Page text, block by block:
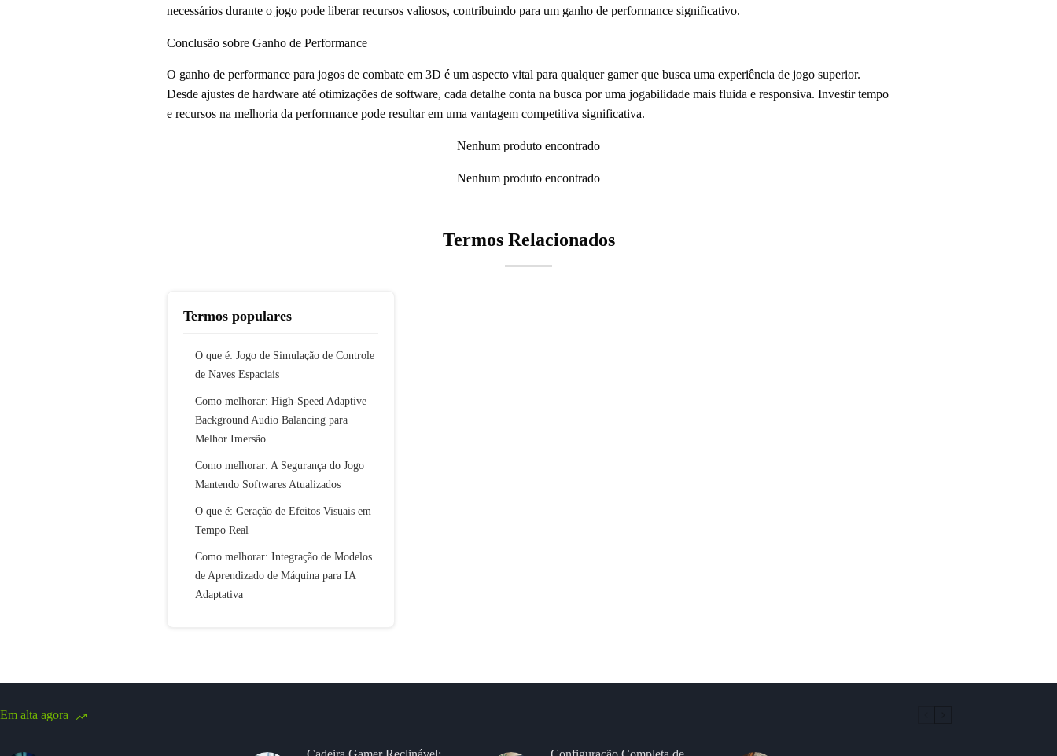
necessários durante o jogo pode liberar recursos valiosos, contribuindo para um ganho de performance significativo.
Conclusão sobre Ganho de Performance
O ganho de performance para jogos de combate em 3D é um aspecto vital para qualquer gamer que busca uma experiência de jogo superior.
Desde ajustes de hardware até otimizações de software, cada detalhe conta na busca por uma jogabilidade mais fluida e responsiva. Investir tempo
e recursos na melhoria da performance pode resultar em uma vantagem competitiva significativa.
Nenhum produto encontrado
Nenhum produto encontrado
Termos Relacionados
Termos populares
O que é: Jogo de Simulação de Controle
de Naves Espaciais
Como melhorar: High-Speed Adaptive
Background Audio Balancing para
Melhor Imersão
Como melhorar: A Segurança do Jogo
Mantendo Softwares Atualizados
O que é: Geração de Efeitos Visuais em
Tempo Real
Como melhorar: Integração de Modelos
de Aprendizado de Máquina para IA
Adaptativa
Em alta agora